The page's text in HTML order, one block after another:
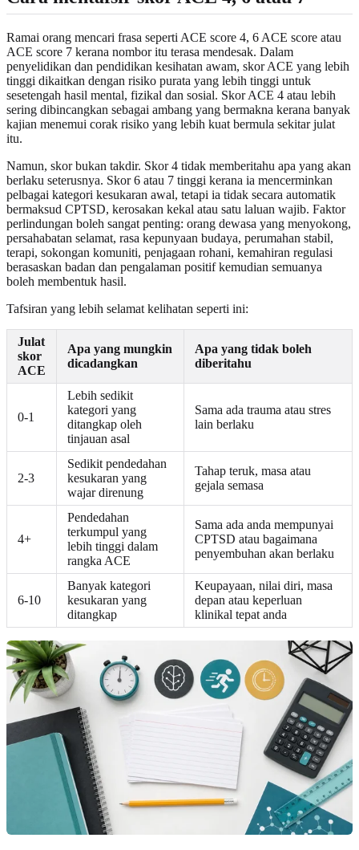
Ramai orang mencari frasa seperti ACE score 4, 6 ACE score atau
ACE score 7 kerana nombor itu terasa mendesak. Dalam
penyelidikan dan pendidikan kesihatan awam, skor ACE yang lebih
tinggi dikaitkan dengan risiko purata yang lebih tinggi untuk
sesetengah hasil mental, fizikal dan sosial. Skor ACE 4 atau lebih
sering dibincangkan sebagai ambang yang bermakna kerana banyak
kajian menemui corak risiko yang lebih kuat bermula sekitar julat
itu.
Namun, skor bukan takdir. Skor 4 tidak memberitahu apa yang akan
berlaku seterusnya. Skor 6 atau 7 tinggi kerana ia mencerminkan
pelbagai kategori kesukaran awal, tetapi ia tidak secara automatik
bermaksud CPTSD, kerosakan kekal atau satu laluan wajib. Faktor
perlindungan boleh sangat penting: orang dewasa yang menyokong,
persahabatan selamat, rasa kepunyaan budaya, perumahan stabil,
terapi, sokongan komuniti, penjagaan rohani, kemahiran regulasi
berasaskan badan dan pengalaman positif kemudian semuanya
boleh membentuk hasil.
Tafsiran yang lebih selamat kelihatan seperti ini:
Julat
skor
ACE
Apa yang mungkin
dicadangkan
Apa yang tidak boleh
diberitahu
0-1
Lebih sedikit
kategori yang
ditangkap oleh
tinjauan asal
Sama ada trauma atau stres
lain berlaku
2-3
Sedikit pendedahan
kesukaran yang
wajar direnung
Tahap teruk, masa atau
gejala semasa
4+
Pendedahan
terkumpul yang
lebih tinggi dalam
rangka ACE
Sama ada anda mempunyai
CPTSD atau bagaimana
penyembuhan akan berlaku
6-10
Banyak kategori
kesukaran yang
ditangkap
Keupayaan, nilai diri, masa
depan atau keperluan
klinikal tepat anda